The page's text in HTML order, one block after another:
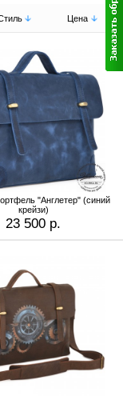
Цена
"Англетер" (синий
крейзи)
23 500 р.